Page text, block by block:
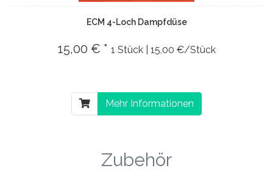
ECM 4-Loch Dampfdüse
15,00 € * 1 Stück | 15,00 €/Stück
Mehr Informationen
Zubehör